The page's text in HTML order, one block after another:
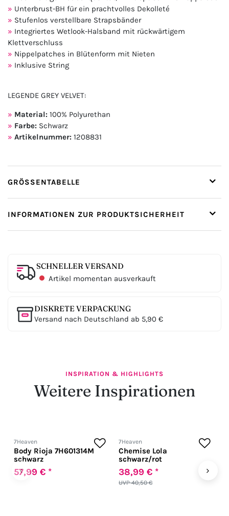
Unterbrust-BH für ein prachtvolles Dekolleté
Stufenlos verstellbare Strapsbänder
Integriertes Wetlook-Halsband mit rückwärtigem
Klettverschluss
Nippelpatches in Blütenform mit Nieten
Inklusive String
LEGENDE GREY VELVET:
Material: 100% Polyurethan
Farbe: Schwarz
Artikelnummer: 1208831
GRÖSSENTABELLE
INFORMATIONEN ZUR PRODUKTSICHERHEIT
SCHNELLER VERSAND
Artikel momentan ausverkauft
DISKRETE VERPACKUNG
Versand nach Deutschland ab 5,90 €
INSPIRATION & HIGHLIGHTS
Weitere Inspirationen
‹
7Heaven
Body Rioja 7H601314M
schwarz
57,99 € *
7Heaven
Chemise Lola
schwarz/rot
UVP 40,50 €
38,99 € * ›